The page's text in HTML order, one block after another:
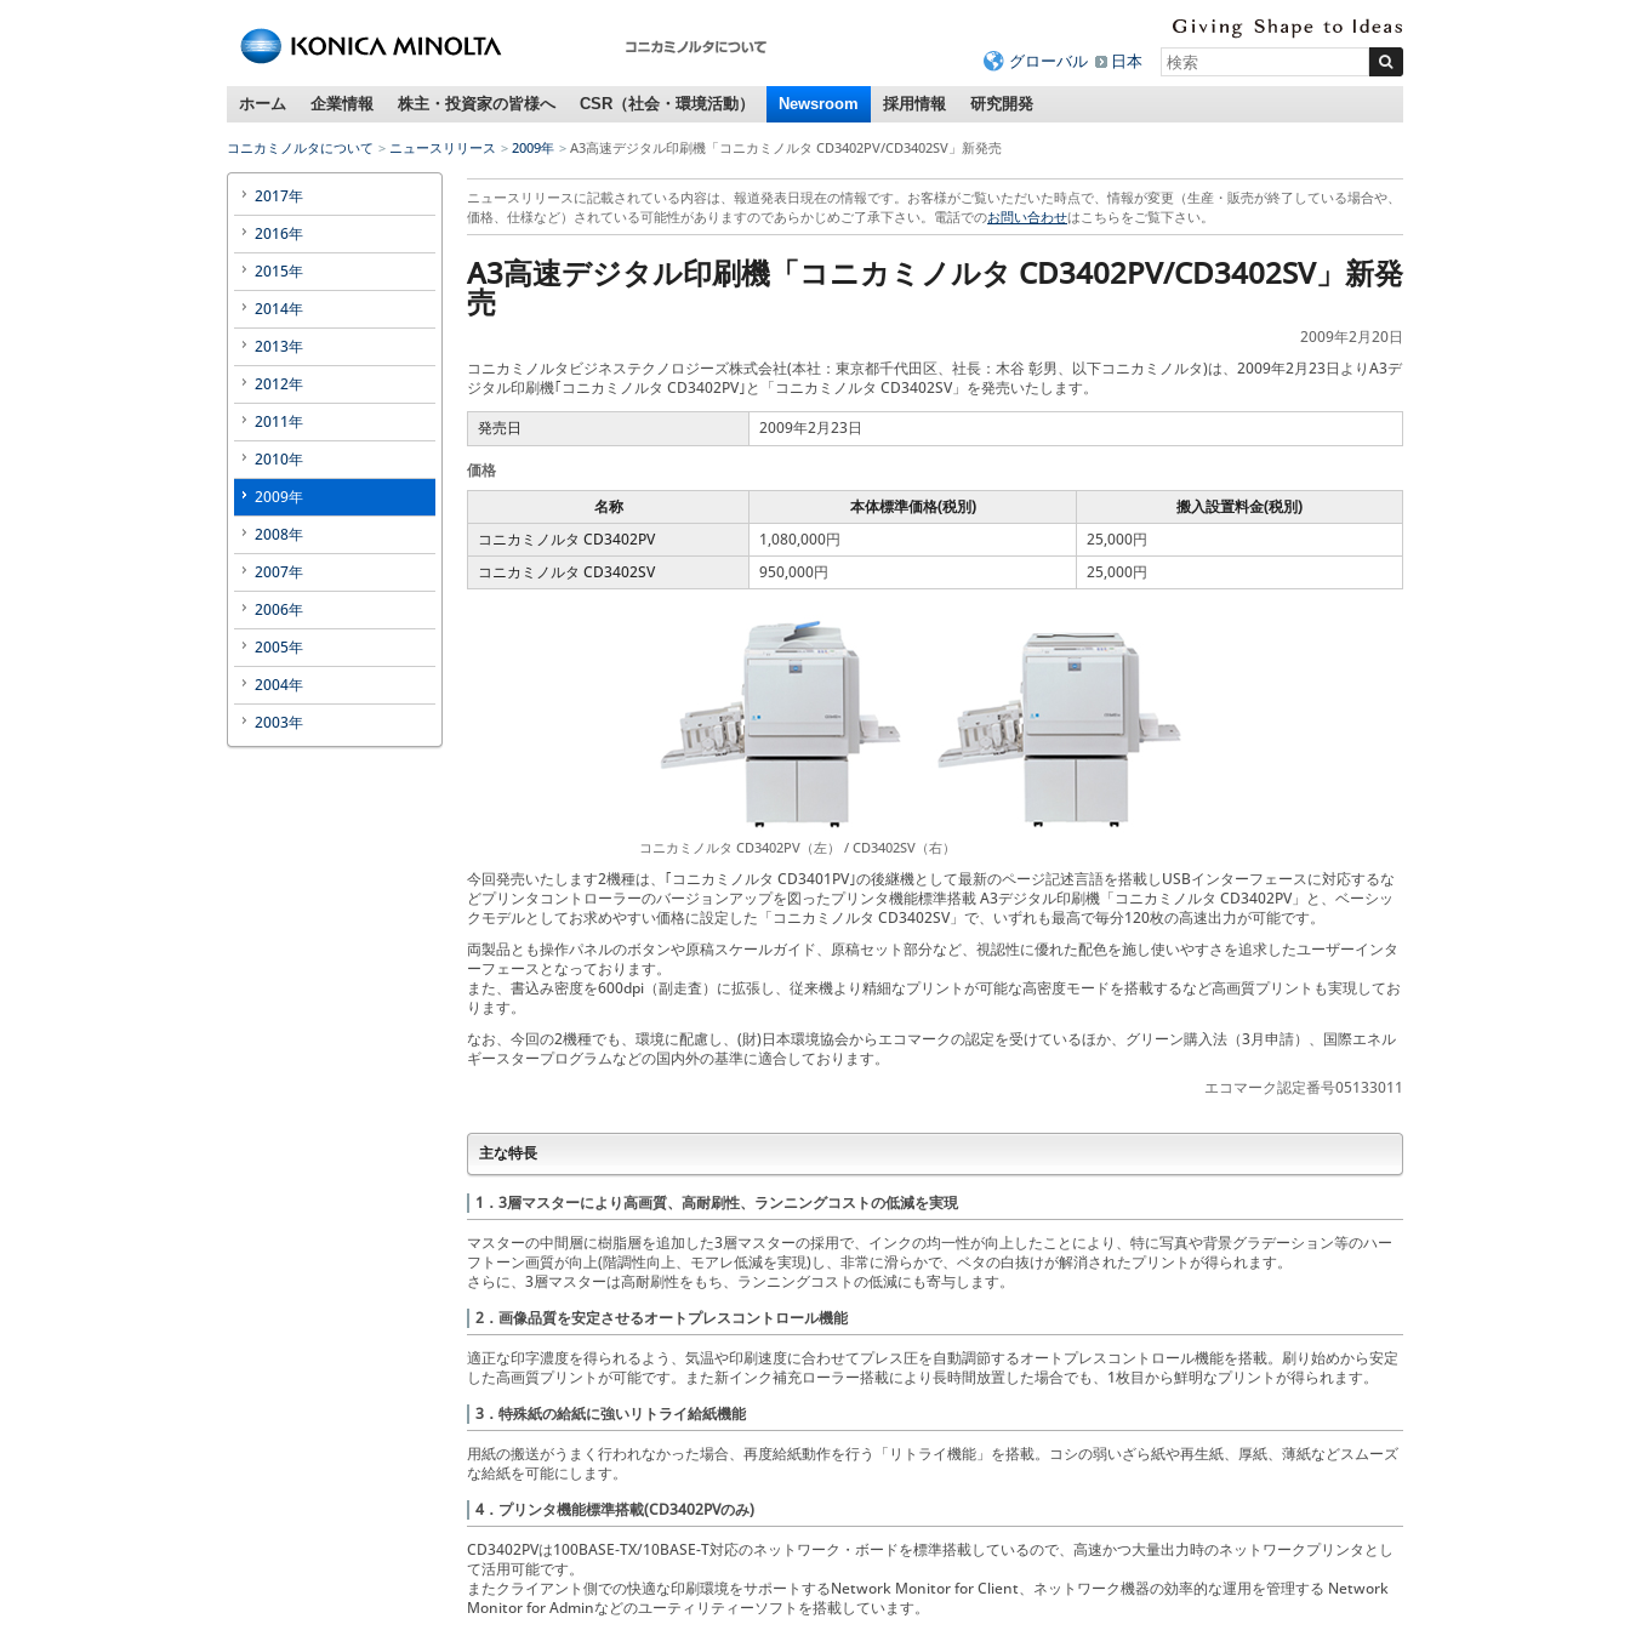
グローバル 日本
ホーム 企業情報 株主・投資家の皆様へ CSR（社会・環境活動） Newsroom 採用情報 研究開発
コニカミノルタについて ニュースリリース 2009年 A3高速デジタル印刷機「コニカミノルタ CD3402PV/CD3402SV」新発売
ニュースリリースに記載されている内容は、報道発表日現在の情報です。お客様がご覧いただいた時点で、情報が変更（生産・販売が終了している場合や、
価格、仕様など）されている可能性がありますのであらかじめご了承下さい。電話でのお問い合わせはこちらをご覧下さい。
A3高速デジタル印刷機「コニカミノルタ CD3402PV/CD3402SV」新発
売
2009年2月20日
コニカミノルタビジネステクノロジーズ株式会社(本社：東京都千代田区、社長：木谷 彰男、以下コニカミノルタ)は、2009年2月23日よりA3デ
ジタル印刷機｢コニカミノルタ CD3402PV｣と「コニカミノルタ CD3402SV」を発売いたします。
発売日
2009年2月23日
価格
名称
本体標準価格(税別)
搬入設置料金(税別)
コニカミノルタ CD3402PV
1,080,000円
25,000円
コニカミノルタ CD3402SV
950,000円 25,000円
コニカミノルタ CD3402PV（左） / CD3402SV（右）
今回発売いたします2機種は、｢コニカミノルタ CD3401PV｣の後継機として最新のページ記述言語を搭載しUSBインターフェースに対応するな
どプリンタコントローラーのバージョンアップを図ったプリンタ機能標準搭載 A3デジタル印刷機「コニカミノルタ CD3402PV」と、ベーシッ
クモデルとしてお求めやすい価格に設定した「コニカミノルタ CD3402SV」で、いずれも最高で毎分120枚の高速出力が可能です。
両製品とも操作パネルのボタンや原稿スケールガイド、原稿セット部分など、視認性に優れた配色を施し使いやすさを追求したユーザーインタ
ーフェースとなっております。
また、書込み密度を600dpi（副走査）に拡張し、従来機より精細なプリントが可能な高密度モードを搭載するなど高画質プリントも実現してお
ります。
なお、今回の2機種でも、環境に配慮し、(財)日本環境協会からエコマークの認定を受けているほか、グリーン購入法（3月申請）、国際エネル
ギースタープログラムなどの国内外の基準に適合しております。
エコマーク認定番号05133011
主な特長
1．3層マスターにより高画質、高耐刷性、ランニングコストの低減を実現
マスターの中間層に樹脂層を追加した3層マスターの採用で、インクの均一性が向上したことにより、特に写真や背景グラデーション等のハー
フトーン画質が向上(階調性向上、モアレ低減を実現)し、非常に滑らかで、ベタの白抜けが解消されたプリントが得られます。
さらに、3層マスターは高耐刷性をもち、ランニングコストの低減にも寄与します。
2．画像品質を安定させるオートプレスコントロール機能
適正な印字濃度を得られるよう、気温や印刷速度に合わせてプレス圧を自動調節するオートプレスコントロール機能を搭載。刷り始めから安定
した高画質プリントが可能です。また新インク補充ローラー搭載により長時間放置した場合でも、1枚目から鮮明なプリントが得られます。
3．特殊紙の給紙に強いリトライ給紙機能
用紙の搬送がうまく行われなかった場合、再度給紙動作を行う「リトライ機能」を搭載。コシの弱いざら紙や再生紙、厚紙、薄紙などスムーズ
な給紙を可能にします。
4．プリンタ機能標準搭載(CD3402PVのみ)
CD3402PVは100BASE‐TX/10BASE-T対応のネットワーク・ボードを標準搭載しているので、高速かつ大量出力時のネットワークプリンタとし
て活用可能です。
またクライアント側での快適な印刷環境をサポートするNetwork Monitor for Client、ネットワーク機器の効率的な運用を管理する Network
Monitor for Adminなどのユーティリティーソフトを搭載しています。
2017年
2016年
2015年
2014年
2013年
2012年
2011年
2010年
2009年
2008年
2007年
2006年
2005年
2004年
2003年